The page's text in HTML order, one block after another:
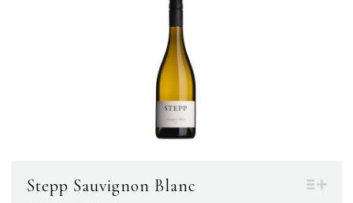
Stepp Sauvignon Blanc